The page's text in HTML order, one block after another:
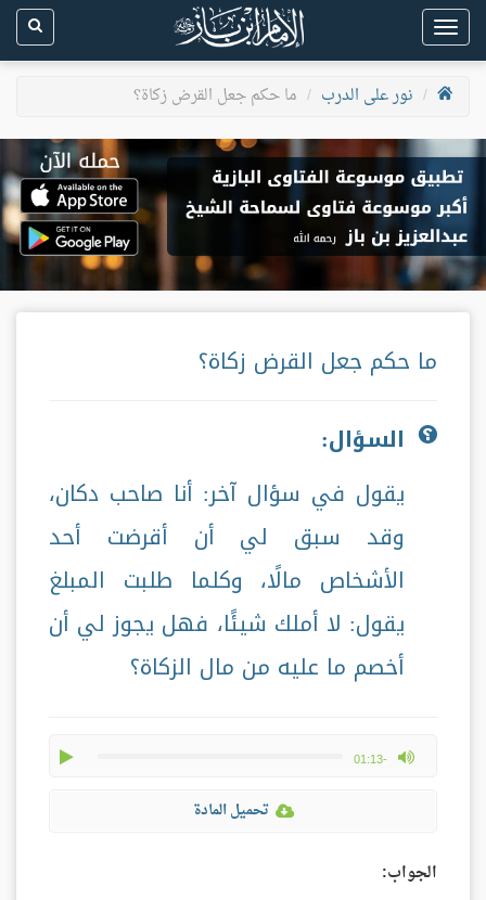
Toggle
navigation
نور على الدرب
ما حكم جعل القرض زكاة؟
ما حكم جعل القرض زكاة؟
السؤال:
يقول في سؤال آخر: أنا صاحب دكان،
وقد سبق لي أن أقرضت أحد
الأشخاص مالًا، وكلما طلبت المبلغ
يقول: لا أملك شيئًا، فهل يجوز لي أن
أخصم ما عليه من مال الزكاة؟
-01:13
max volume
تحميل المادة
الجواب: